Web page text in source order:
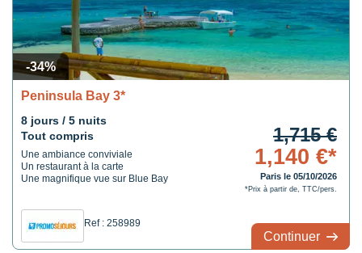
-34%
Peninsula Bay 3*
8 jours / 5 nuits
Tout compris
Une ambiance conviviale
Un restaurant à la carte
Une magnifique vue sur Blue Bay
Ref : 258989
1,715 €
1,140 €*
Paris le 05/10/2026
*Prix à partir de, TTC/pers.
Continuer